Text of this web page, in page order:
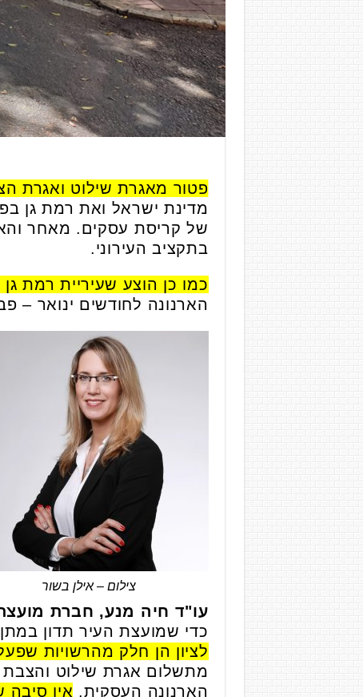
פטור מאגרת שילוט ואגרת
מדינת ישראל ואת רמת גן
של קריסת עסקים. מאחר
בתקציב העירוני.
כמו כן הוצע שעיריית רמת
הארנונה לחודשים ינואר – פברואר 2022 יידחה לחודש
צילום – אילן בשור
עו"ד חיה מנע, חברת
כדי שמועצת העיר תדון במתן
לציון הן חלק מהרשויות
מתשלום אגרת שילוט
הארנונה העסקית. אין סיבה